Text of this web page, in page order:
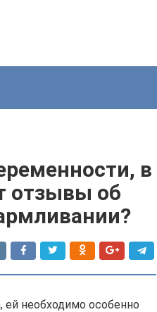
в
отзывы об
ей необходимо особенно